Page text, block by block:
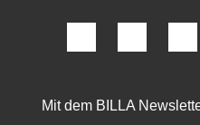
Mit dem BILLA